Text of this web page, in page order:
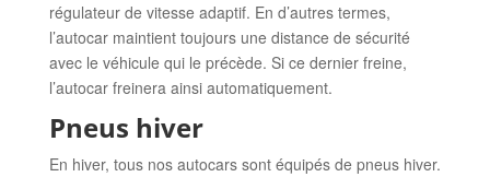
régulateur de vitesse adaptif. En d’autres termes,
l’autocar maintient toujours une distance de sécurité
avec le véhicule qui le précède. Si ce dernier freine,
l’autocar freinera ainsi automatiquement.
Pneus hiver
En hiver, tous nos autocars sont équipés de pneus hiver.